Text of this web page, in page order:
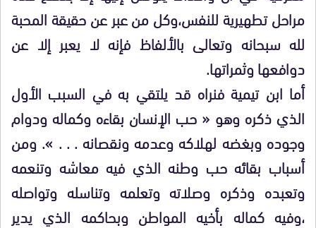
مراحل تطهيرية للنفس،وكل من عبر عن حقيقة المحبة
لله سبحانه وتعالى بالألفاظ فإنه لا يعبر إلا عن
دوافعها وثمراتها.
أما ابن تيمية فنراه قد يلتقي به في السبب الأول
الذي ذكره وهو « حب الإنسان بقاءه وكماله ودوام
وجوده وبغضه لهلاكه وعدمه ونقصانه . . . ». ومن
أسباب بقائه حب وطنه الذي فيه معاشه وتنعمه
وتعبده وذكره وصلاته وتعلمه وتناسله وتواصله
،وفيه كماله بأخيه المواطن وبحاكمه الذي يدير